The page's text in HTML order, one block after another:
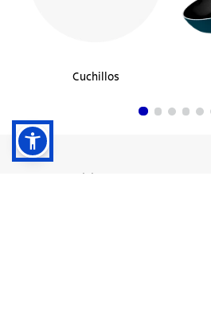
Cuchillos